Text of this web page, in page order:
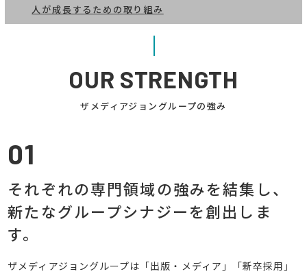
人が成長するための 取り組み
OUR STRENGTH
ザメディアジョングループの強み
01
それぞれの専門領域の強みを結集し、
新たなグループシナジーを創出しま
す。
ザメディアジョングループは「出版・メディア」「新卒採用」